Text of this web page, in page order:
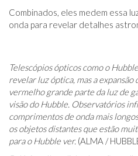
Combinados, eles medem essa
onda para revelar detalhes
Telescópios ópticos como o
revelar luz óptica, mas a expansão
vermelho grande parte da luz de
visão do Hubble. Observatórios
comprimentos de onda mais
os objetos distantes que estão
para o Hubble ver. (ALMA /